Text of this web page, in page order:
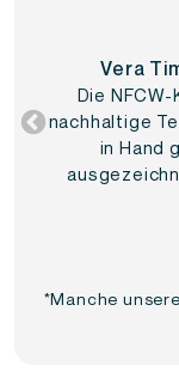
Vera
Die
nachhaltige
in Hand
*Manche